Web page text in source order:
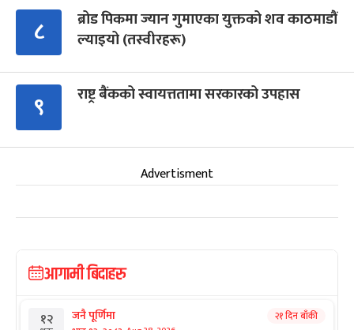
८
ब्रोड पिकमा ज्यान गुमाएका युक्तको शव काठमाडौं
ल्याइयो (तस्वीरहरू)
९ राष्ट्र बैंकको स्वायत्ततामा सरकारको उपहास
Advertisment
आगामी बिदाहरु
१२ जनै पूर्णिमा २१ दिन बाँकी